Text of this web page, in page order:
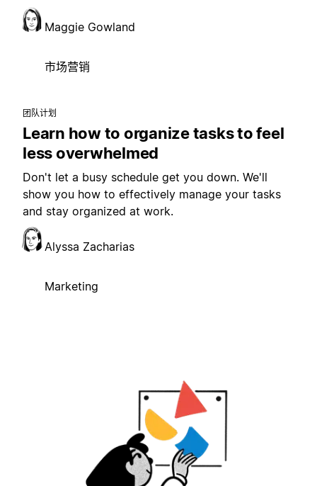
Maggie Gowland
市场营销
团队计划
Learn how to organize tasks to feel
less overwhelmed
Don't let a busy schedule get you down. We'll
show you how to effectively manage your tasks
and stay organized at work.
Alyssa Zacharias
Marketing